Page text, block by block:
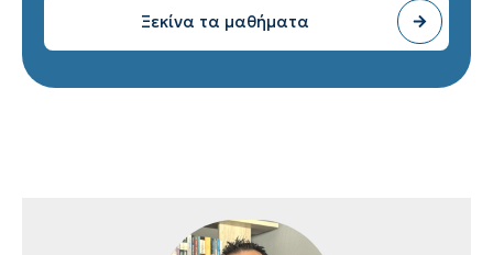
Ξεκίνα τα μαθήματα